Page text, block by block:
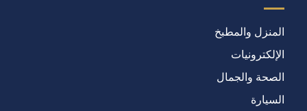
المنزل والمطبخ
الإلكترونيات
الصحة والجمال
السيارة